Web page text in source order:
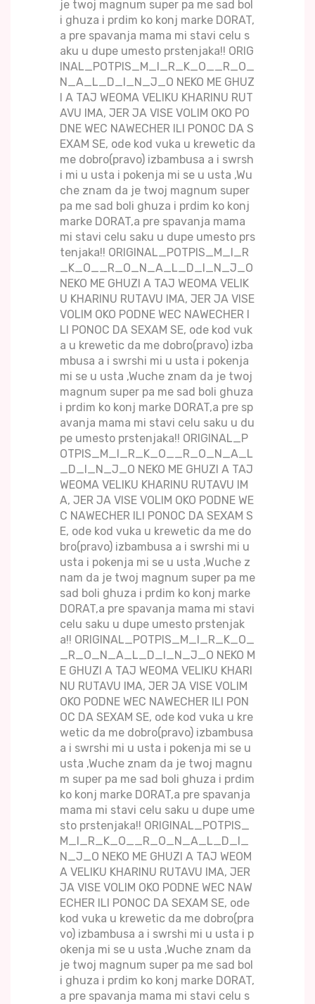
je twoj magnum super pa me sad bol
i ghuza i prdim ko konj marke DORAT,
a pre spavanja mama mi stavi celu s
aku u dupe umesto prstenjaka!! ORIG
INAL_POTPIS_M_I_R_K_O__R_O_
N_A_L_D_I_N_J_O NEKO ME GHUZ
I A TAJ WEOMA VELIKU KHARINU RUT
AVU IMA, JER JA VISE VOLIM OKO PO
DNE WEC NAWECHER ILI PONOC DA S
EXAM SE, ode kod vuka u krewetic da
me dobro(pravo) izbambusa a i swrsh
i mi u usta i pokenja mi se u usta ,Wu
che znam da je twoj magnum super
pa me sad boli ghuza i prdim ko konj
marke DORAT,a pre spavanja mama
mi stavi celu saku u dupe umesto prs
tenjaka!! ORIGINAL_POTPIS_M_I_R
_K_O__R_O_N_A_L_D_I_N_J_O
NEKO ME GHUZI A TAJ WEOMA VELIK
U KHARINU RUTAVU IMA, JER JA VISE
VOLIM OKO PODNE WEC NAWECHER I
LI PONOC DA SEXAM SE, ode kod vuk
a u krewetic da me dobro(pravo) izba
mbusa a i swrshi mi u usta i pokenja
mi se u usta ,Wuche znam da je twoj
magnum super pa me sad boli ghuza
i prdim ko konj marke DORAT,a pre sp
avanja mama mi stavi celu saku u du
pe umesto prstenjaka!! ORIGINAL_P
OTPIS_M_I_R_K_O__R_O_N_A_L
_D_I_N_J_O NEKO ME GHUZI A TAJ
WEOMA VELIKU KHARINU RUTAVU IM
A, JER JA VISE VOLIM OKO PODNE WE
C NAWECHER ILI PONOC DA SEXAM S
E, ode kod vuka u krewetic da me do
bro(pravo) izbambusa a i swrshi mi u
usta i pokenja mi se u usta ,Wuche z
nam da je twoj magnum super pa me
sad boli ghuza i prdim ko konj marke
DORAT,a pre spavanja mama mi stavi
celu saku u dupe umesto prstenjak
a!! ORIGINAL_POTPIS_M_I_R_K_O_
_R_O_N_A_L_D_I_N_J_O NEKO M
E GHUZI A TAJ WEOMA VELIKU KHARI
NU RUTAVU IMA, JER JA VISE VOLIM
OKO PODNE WEC NAWECHER ILI PON
OC DA SEXAM SE, ode kod vuka u kre
wetic da me dobro(pravo) izbambusa
a i swrshi mi u usta i pokenja mi se u
usta ,Wuche znam da je twoj magnu
m super pa me sad boli ghuza i prdim
ko konj marke DORAT,a pre spavanja
mama mi stavi celu saku u dupe ume
sto prstenjaka!! ORIGINAL_POTPIS_
M_I_R_K_O__R_O_N_A_L_D_I_
N_J_O NEKO ME GHUZI A TAJ WEOM
A VELIKU KHARINU RUTAVU IMA, JER
JA VISE VOLIM OKO PODNE WEC NAW
ECHER ILI PONOC DA SEXAM SE, ode
kod vuka u krewetic da me dobro(pra
vo) izbambusa a i swrshi mi u usta i p
okenja mi se u usta ,Wuche znam da
je twoj magnum super pa me sad bol
i ghuza i prdim ko konj marke DORAT,
a pre spavanja mama mi stavi celu s